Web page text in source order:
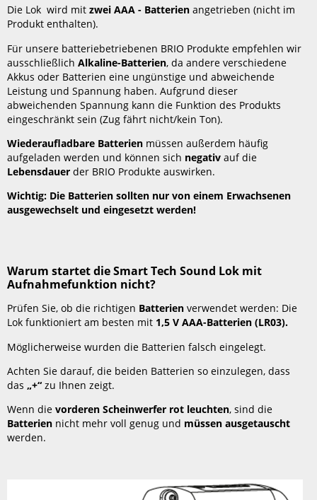
mit
Aufnahmefunktion
und
die
vorderen
Scheinwerfer
blinken
rot?
Warum
reagiert
die
Tech
Sound
nicht
auf
Tunnel
oder
Reiseziele?
muss
man
Software
in
der
Die Lok wird mitzwei AAA - Batterien angetrieben (nicht im
Produkt enthalten).
Für unsere batteriebetriebenen BRIO Produkte empfehlen wir
ausschließlichAlkaline-Batterien, da andere verschiedene
Akkus oder Batterien eine ungünstige und abweichende
Leistung und Spannung haben. Aufgrund dieser
abweichenden Spannung kann die Funktion des Produkts
eingeschränkt sein (Zug fährt nicht/kein Ton).
Wiederaufladbare Batterien müssen außerdem häufig
aufgeladen werden und können sich negativauf die
Lebensdauerder BRIO Produkte auswirken.
Wichtig: Die Batterien sollten nur von einem Erwachsenen
ausgewechselt und eingesetzt werden!
Warum startet die Smart Tech Sound Lok mit
Aufnahmefunktion nicht?
Prüfen Sie, ob die richtigen Batterien verwendet werden: Die
Lok funktioniert am besten mit 1,5 V AAA-Batterien (LR03).
Möglicherweise wurden die Batterien falsch eingelegt.
Achten Sie darauf, die beiden Batterien so einzulegen, dass
das„+“ zu Ihnen zeigt.
Wenn dievorderen Scheinwerfer rot leuchten, sind die
Batterien nicht mehr voll genug und müssen ausgetauscht
werden.